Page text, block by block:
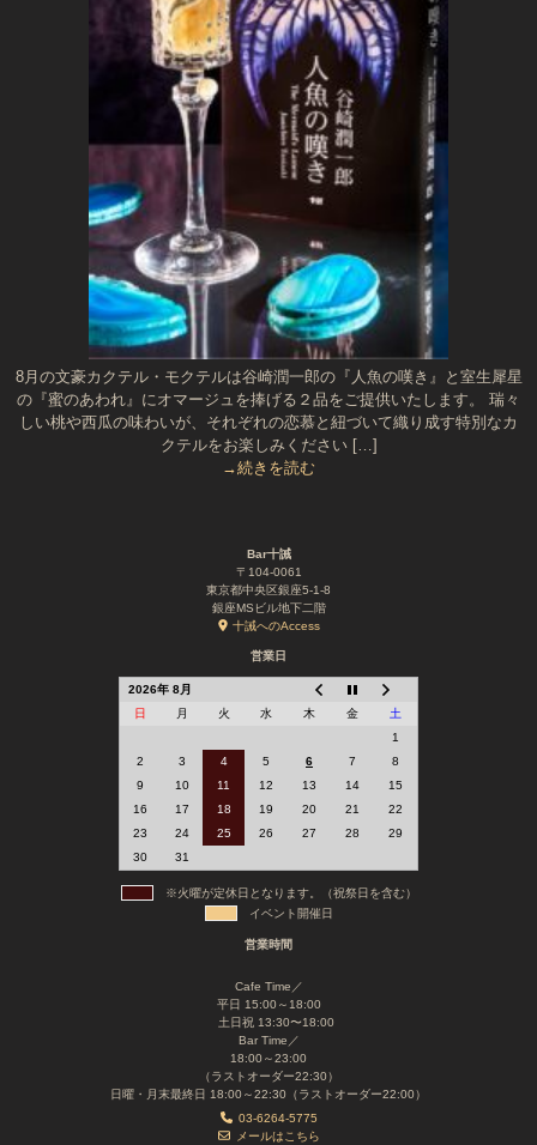
8月の文豪カクテル・モクテルは谷崎潤一郎の『人魚の嘆き』と室生犀星
の『蜜のあわれ』にオマージュを捧げる２品をご提供いたします。 瑞々
しい桃や西瓜の味わいが、それぞれの恋慕と紐づいて織り成す特別なカ
クテルをお楽しみください […]
→続きを読む
Bar十誡
〒104-0061
東京都中央区銀座5-1-8
銀座MSビル地下二階
十誡へのAccess
営業日
2026年 8月
日
月 火 水 木 金
土
1
2
3 4 5 6 7
8
9
10 11 12 13 14
15
16
17 18 19 20 21
22
23
24 25 26 27 28
29
30
31
※火曜が定休日となります。（祝祭日を含む）
イベント開催日
営業時間
Cafe Time／
平日 15:00～18:00
土日祝 13:30〜18:00
Bar Time／
18:00～23:00
（ラストオーダー22:30）
日曜・月末最終日 18:00～22:30（ラストオーダー22:00）
03-6264-5775
メールはこちら